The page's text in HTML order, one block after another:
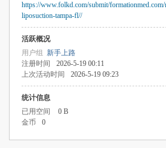
https://www.folkd.com/submit/formationmed.com/
liposuction-tampa-fl//
活跃概况
用户组 新手上路
注册时间
2026-5-19 00:11
上次活动时间
2026-5-19 09:23
统计信息
已用空间
0 B
金币
0